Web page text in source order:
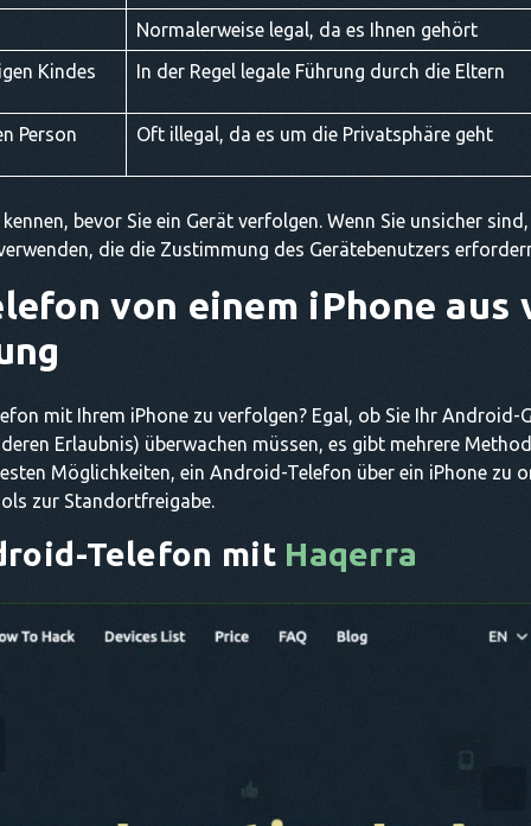
Normalerweise legal, da es Ihnen gehört
Kindes
In der Regel legale Führung durch die Eltern
Person
Oft illegal, da es um die Privatsphäre geht
bevor Sie ein Gerät verfolgen. Wenn Sie unsicher
die die Zustimmung des Gerätebenutzers
von einem iPhone aus
mit Ihrem iPhone zu verfolgen? Egal, ob Sie Ihr Android-
Erlaubnis) überwachen müssen, es gibt mehrere
Möglichkeiten, ein Android-Telefon über ein iPhone zu
zur Standortfreigabe.
Telefon mit Haqerra